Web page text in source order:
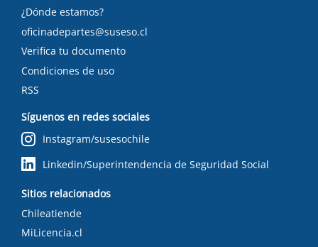
¿Dónde estamos?
oficinadepartes@suseso.cl
Verifica tu documento
Condiciones de uso
RSS
Síguenos en redes sociales
Instagram/susesochile
Linkedin/Superintendencia de Seguridad Social
Sitios relacionados
Chileatiende
MiLicencia.cl